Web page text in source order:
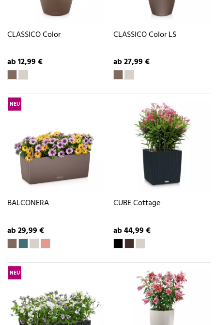
CLASSICO Color
ab 12,99 €
CLASSICO Color LS
ab 27,99 €
NEU
BALCONERA
ab 29,99 €
CUBE Cottage
ab 44,99 €
NEU